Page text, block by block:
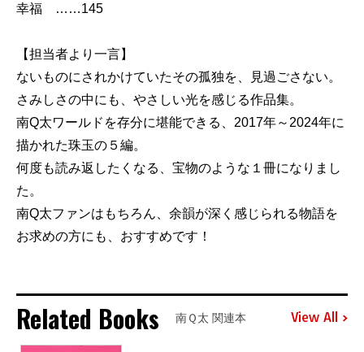
幸福 ……145
【担当者より一言】
ないものにされかけていたその孤独を、見過ごさない。
さみしさの中にも、やさしい光を感じる作品集。
南Q太ワールドを存分に堪能できる、2017年～2024年に
描かれた珠玉の５編。
何度も読み返したくなる、宝物のような１冊になりまし
た。
南Q太ファンはもちろん、余韻が深く感じられる物語を
お求めの方にも、おすすめです！
Related Books 南Ｑ太 関連本 View All